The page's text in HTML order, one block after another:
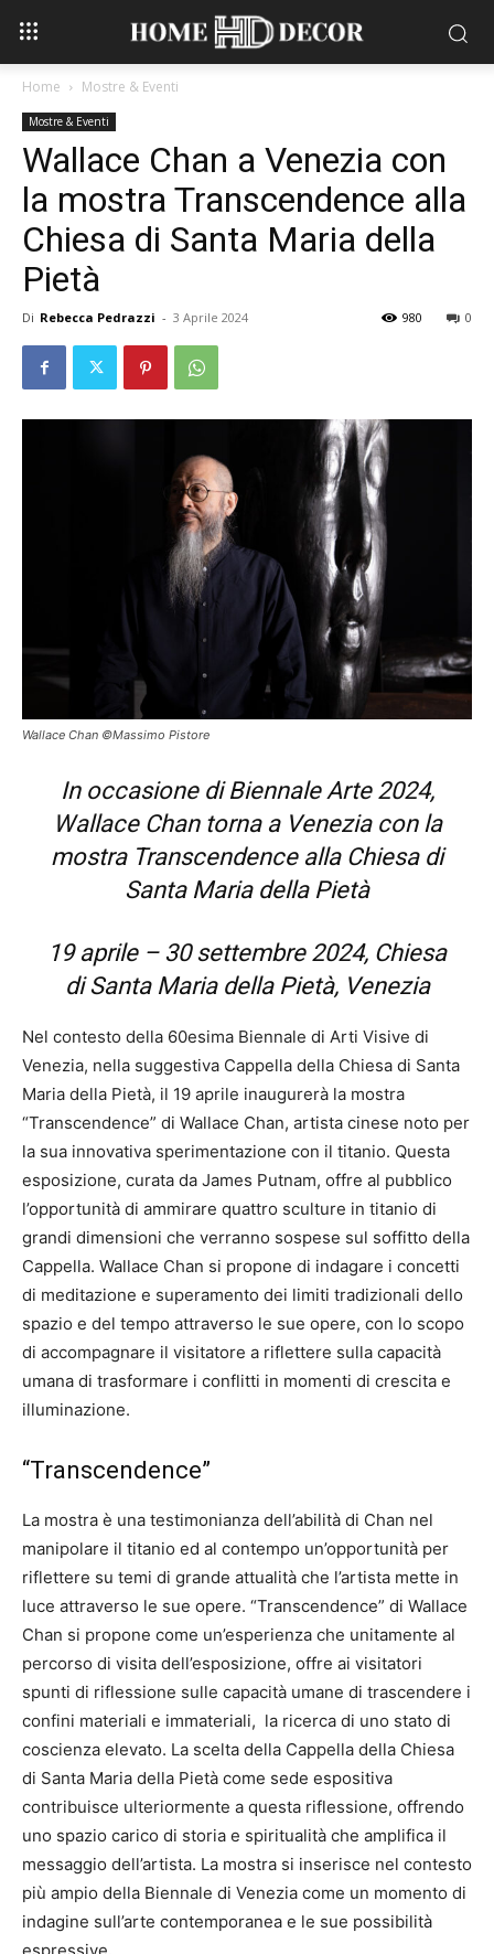
Home Mostre & Eventi
Mostre & Eventi
Wallace Chan a Venezia con
la mostra Transcendence alla
Chiesa di Santa Maria della
Pietà
Di Rebecca Pedrazzi - 3 Aprile 2024 0
980
Wallace Chan ©Massimo Pistore
In occasione di Biennale Arte 2024,
Wallace Chan torna a Venezia con la
mostra Transcendence alla Chiesa di
Santa Maria della Pietà
19 aprile – 30 settembre 2024, Chiesa
di Santa Maria della Pietà, Venezia
Nel contesto della 60esima Biennale di Arti Visive di
Venezia, nella suggestiva Cappella della Chiesa di Santa
Maria della Pietà, il 19 aprile inaugurerà la mostra
“Transcendence” di Wallace Chan, artista cinese noto per
la sua innovativa sperimentazione con il titanio. Questa
esposizione, curata da James Putnam, offre al pubblico
l’opportunità di ammirare quattro sculture in titanio di
grandi dimensioni che verranno sospese sul soffitto della
Cappella. Wallace Chan si propone di indagare i concetti
di meditazione e superamento dei limiti tradizionali dello
spazio e del tempo attraverso le sue opere, con lo scopo
di accompagnare il visitatore a riflettere sulla capacità
umana di trasformare i conflitti in momenti di crescita e
illuminazione.
“Transcendence”
La mostra è una testimonianza dell’abilità di Chan nel
manipolare il titanio ed al contempo un’opportunità per
riflettere su temi di grande attualità che l’artista mette in
luce attraverso le sue opere. “Transcendence” di Wallace
Chan si propone come un’esperienza che unitamente al
percorso di visita dell’esposizione, offre ai visitatori
spunti di riflessione sulle capacità umane di trascendere i
confini materiali e immateriali, la ricerca di uno stato di
coscienza elevato. La scelta della Cappella della Chiesa
di Santa Maria della Pietà come sede espositiva
contribuisce ulteriormente a questa riflessione, offrendo
uno spazio carico di storia e spiritualità che amplifica il
messaggio dell’artista. La mostra si inserisce nel contesto
più ampio della Biennale di Venezia come un momento di
indagine sull’arte contemporanea e le sue possibilità